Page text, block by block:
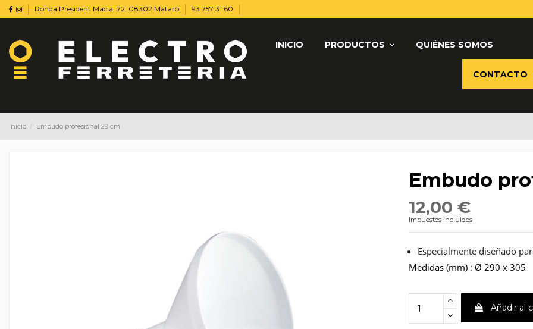
Ronda President Macià, 72, 08302 Mataró 93 757 31 60
INICIO PRODUCTOS QUIÉNES SOMOS
CONTACTO
Inicio Embudo profesional 29 cm
Embudo
12,00 €
Impuestos incluidos
Especialmente diseñado
Medidas (mm) : Ø 290 x 305
Añadir al